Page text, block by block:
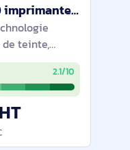
Canon SELPHY CP1500 imprimante photo Sublimation de teinte 300 x 300 DPI 4" x 6" (10x15 cm) Wifi - 5541C002
teinte,
300 DPI.
4" x 6"
directe.
2.1/10